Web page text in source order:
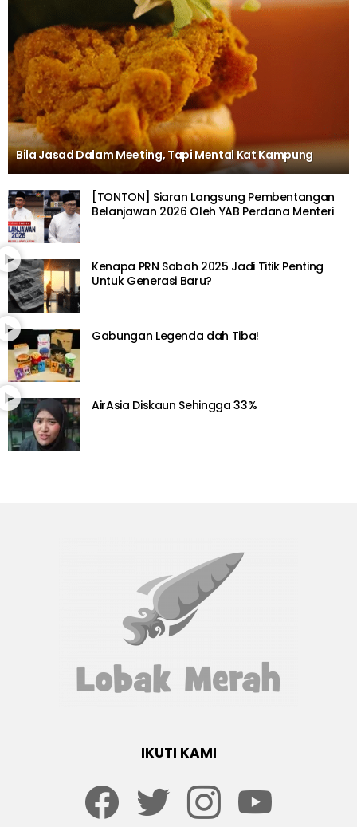
Bila Jasad Dalam Meeting, Tapi Mental Kat Kampung
[TONTON] Siaran Langsung Pembentangan
Belanjawan 2026 Oleh YAB Perdana Menteri
Kenapa PRN Sabah 2025 Jadi Titik Penting
Untuk Generasi Baru?
Gabungan Legenda dah Tiba!
AirAsia Diskaun Sehingga 33%
IKUTI KAMI